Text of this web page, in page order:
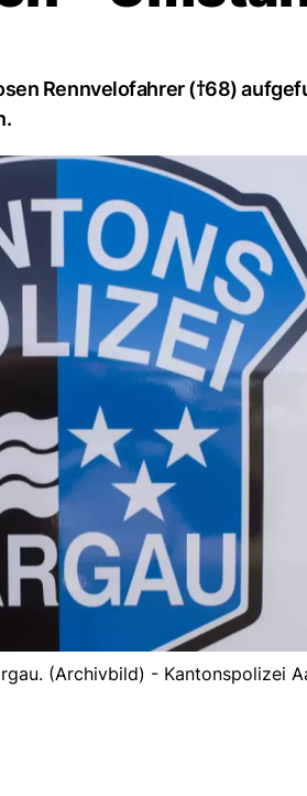
Rennvelofahrer (†68)
(Archivbild) - Kantonspolizei